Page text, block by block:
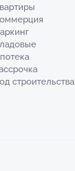
строительства